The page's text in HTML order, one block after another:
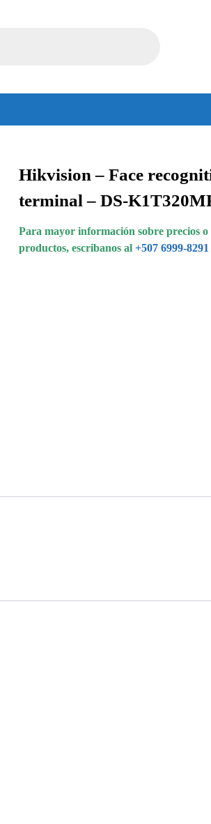
Hikvision – Face
terminal – DS-
Para mayor información sobre precios
productos, escribanos al +507 6999-8291